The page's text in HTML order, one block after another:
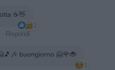
☕👋
2
Rispondi
buongiorno 🤗🌹🐞
1